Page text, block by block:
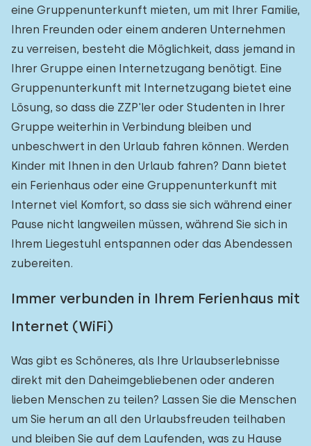
eine Gruppenunterkunft mieten, um mit Ihrer Familie,
Ihren Freunden oder einem anderen Unternehmen
zu verreisen, besteht die Möglichkeit, dass jemand in
Ihrer Gruppe einen Internetzugang benötigt. Eine
Gruppenunterkunft mit Internetzugang bietet eine
Lösung, so dass die ZZP'ler oder Studenten in Ihrer
Gruppe weiterhin in Verbindung bleiben und
unbeschwert in den Urlaub fahren können. Werden
Kinder mit Ihnen in den Urlaub fahren? Dann bietet
ein Ferienhaus oder eine Gruppenunterkunft mit
Internet viel Komfort, so dass sie sich während einer
Pause nicht langweilen müssen, während Sie sich in
Ihrem Liegestuhl entspannen oder das Abendessen
zubereiten.
Immer verbunden in Ihrem Ferienhaus mit
Internet (WiFi)
Was gibt es Schöneres, als Ihre Urlaubserlebnisse
direkt mit den Daheimgebliebenen oder anderen
lieben Menschen zu teilen? Lassen Sie die Menschen
um Sie herum an all den Urlaubsfreuden teilhaben
und bleiben Sie auf dem Laufenden, was zu Hause